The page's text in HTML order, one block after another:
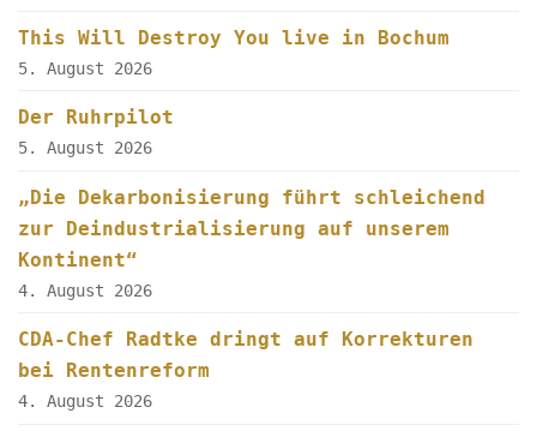
This Will Destroy You live in Bochum
5. August 2026
Der Ruhrpilot
5. August 2026
„Die Dekarbonisierung führt schleichend
zur Deindustrialisierung auf unserem
Kontinent“
4. August 2026
CDA-Chef Radtke dringt auf Korrekturen
bei Rentenreform
4. August 2026